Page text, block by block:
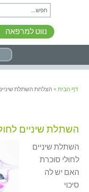
נווט למרפאה
דף הבית> הצלחת השתלת
השתלת שיניים
השתלת שיניים
לחולי סוכרת
האם יש לה
סיכוי